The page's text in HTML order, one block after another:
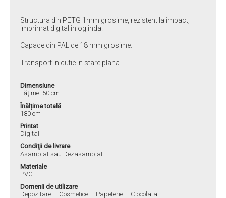
Structura din PETG 1mm grosime, rezistent la impact,
imprimat digital in oglinda.
Capace din PAL de 18 mm grosime.
Transport in cutie in stare plana.
Dimensiune
Lăţime: 50 cm
Înălțime totală
180 cm
Printat
Digital
Condiţii de livrare
Asamblat sau Dezasamblat
Materiale
PVC
Domenii de utilizare
Depozitare
Cosmetice Papeterie
Ciocolata